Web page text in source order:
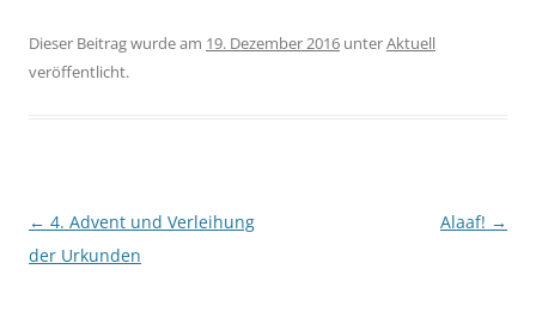
Dieser Beitrag wurde am 19. Dezember 2016 unterAktuell
veröffentlicht.
Beitrags-
Navigation
← 4. Advent und Verleihung
der Urkunden
Alaaf! →